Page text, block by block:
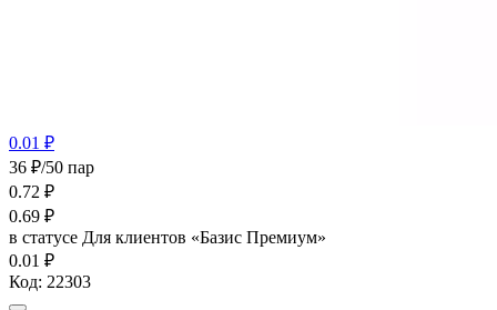
0.01 ₽
36 ₽/50 пар
0.72 ₽
0.69 ₽
в статусе Для клиентов «Базис Премиум»
0.01 ₽
Код: 22303